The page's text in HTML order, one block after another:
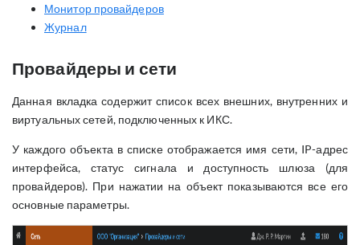
Монитор провайдеров
Журнал
Провайдеры и сети
Данная вкладка содержит список всех внешних, внутренних и
виртуальных сетей, подключенных к ИКС.
У каждого объекта в списке отображается имя сети, IP-адрес
интерфейса, статус сигнала и доступность шлюза (для
провайдеров). При нажатии на объект показываются все его
основные параметры.